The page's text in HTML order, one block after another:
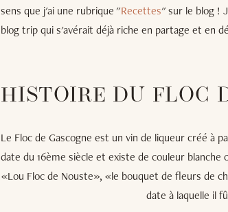
sens que j'ai une rubrique "Recettes" sur le blog !
blog trip qui s'avérait déjà riche en partage et en
HISTOIRE DU FLOC
Le Floc de Gascogne est un vin de liqueur créé à
date du 16ème siècle et existe de couleur blanche
«Lou Floc de Nouste», «le bouquet de fleurs de
date à laquelle il